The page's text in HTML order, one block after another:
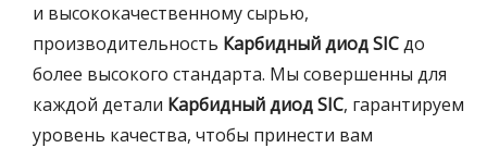
и высококачественному сырью,
производительность Карбидный диод SICдо
более высокого стандарта. Мы совершенны для
каждой детали Карбидный диод SIC, гарантируем
уровень качества, чтобы принести вам